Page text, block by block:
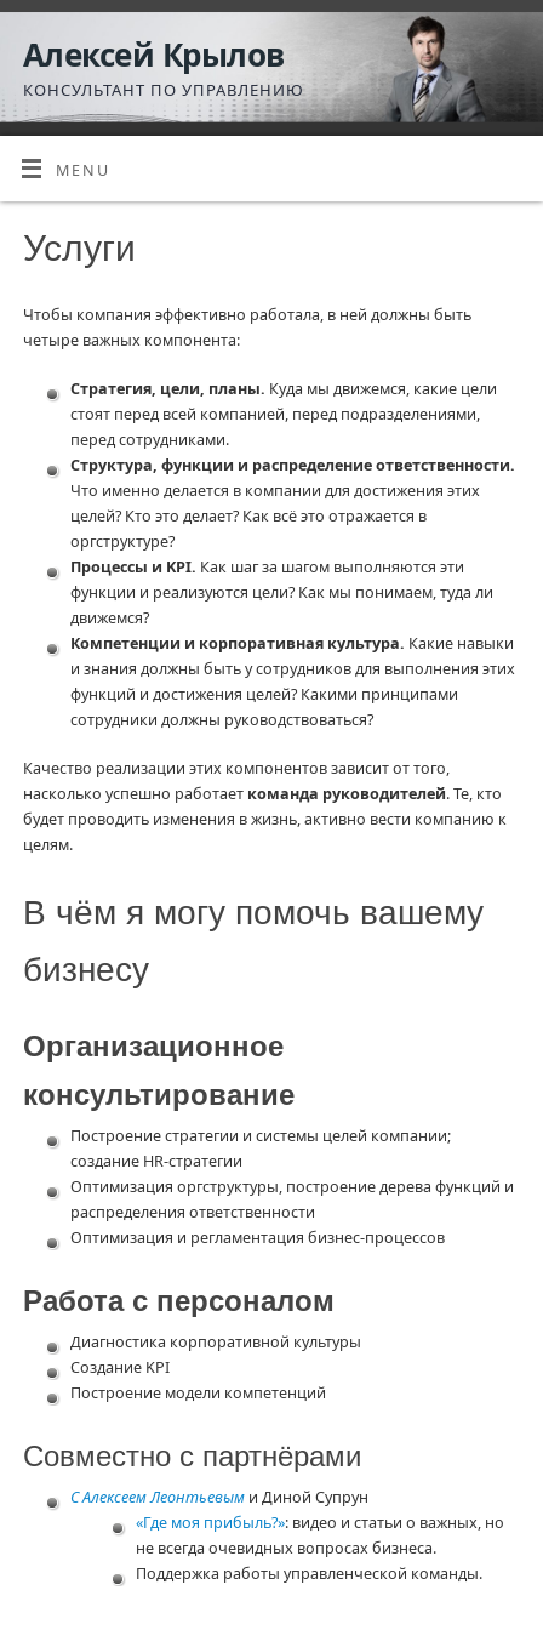
Алексей Крылов
КОНСУЛЬТАНТ ПО УПРАВЛЕНИЮ
MENU
Услуги
Чтобы компания эффективно работала, в ней должны быть
четыре важных компонента:
Стратегия, цели, планы. Куда мы движемся, какие цели
стоят перед всей компанией, перед подразделениями,
перед сотрудниками.
Структура, функции и распределение ответственности.
Что именно делается в компании для достижения этих
целей? Кто это делает? Как всё это отражается в
оргструктуре?
Процессы и KPI. Как шаг за шагом выполняются эти
функции и реализуются цели? Как мы понимаем, туда ли
движемся?
Компетенции и корпоративная культура. Какие навыки
и знания должны быть у сотрудников для выполнения этих
функций и достижения целей? Какими принципами
сотрудники должны руководствоваться?
Качество реализации этих компонентов зависит от того,
насколько успешно работает команда руководителей. Те, кто
будет проводить изменения в жизнь, активно вести компанию к
целям.
В чём я могу помочь вашему
бизнесу
Организационное
консультирование
Построение стратегии и системы целей компании;
создание HR-стратегии
Оптимизация оргструктуры, построение дерева функций и
распределения ответственности
Оптимизация и регламентация бизнес-процессов
Работа с персоналом
Диагностика корпоративной культуры
Создание KPI
Построение модели компетенций
Совместно с партнёрами
С Алексеем Леонтьевыми Диной Супрун
«Где моя прибыль?»: видео и статьи о важных, но
не всегда очевидных вопросах бизнеса.
Поддержка работы управленческой команды.